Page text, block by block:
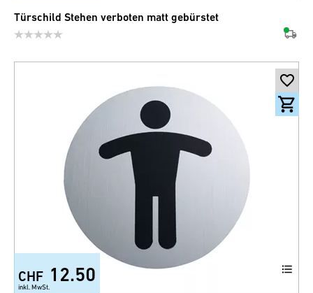
Türschild Stehen verboten matt gebürstet
CHF 12.50
inkl. MwSt.